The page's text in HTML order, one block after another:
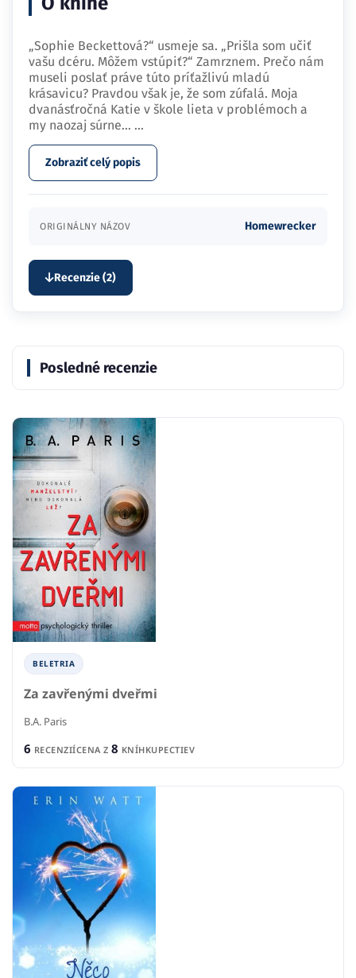
„Sophie Beckettová?“ usmeje sa. „Prišla som učiť
vašu dcéru. Môžem vstúpiť?“ Zamrznem. Prečo nám
museli poslať práve túto príťažlivú mladú
krásavicu? Pravdou však je, že som zúfalá. Moja
dvanásťročná Katie v škole lieta v problémoch a
my naozaj súrne… ...
Zobraziť celý popis
ORIGINÁLNY NÁZOV Homewrecker
Recenzie (2)
Posledné recenzie
BELETRIA
Za zavřenými dveřmi
B.A. Paris
6 RECENZIÍCENA Z 8 KNÍHKUPECTIEV